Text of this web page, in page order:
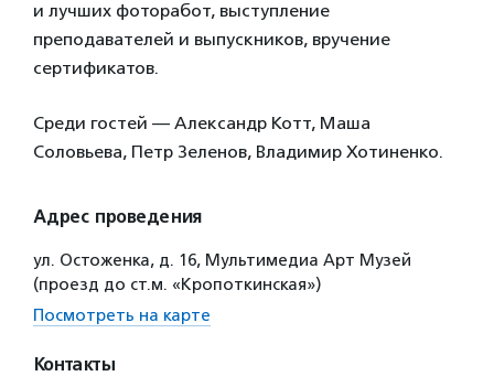
и лучших фоторабот, выступление
преподавателей и выпускников, вручение
сертификатов.
Среди гостей — Александр Котт, Маша
Соловьева, Петр Зеленов, Владимир Хотиненко.
Адрес проведения
ул. Остоженка, д. 16, Мультимедиа Арт Музей
(проезд до ст.м. «Кропоткинская»)
Посмотреть на карте
Контакты